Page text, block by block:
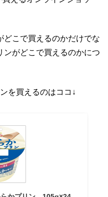
どこで買えるのかだけでな
ンがどこで買えるのかにつ
を買えるのはココ↓